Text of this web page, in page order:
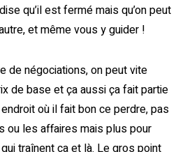
qu’il est fermé mais qu’on peut
et même vous y guider !
de négociations, on peut vite
de base et ça aussi ça fait partie
où il fait bon ce perdre, pas
ou les affaires mais plus pour
traînent ça et là. Le gros point